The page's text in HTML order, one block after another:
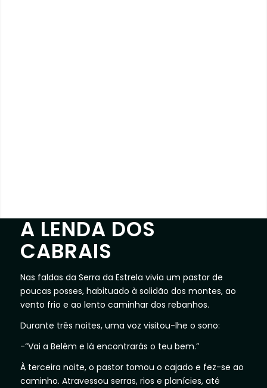
A LENDA DOS
CABRAIS
Nas faldas da Serra da Estrela vivia um pastor de
poucas posses, habituado à solidão dos montes, ao
vento frio e ao lento caminhar dos rebanhos.
Durante três noites, uma voz visitou-lhe o sono:
-“Vai a Belém e lá encontrarás o teu bem.”
À terceira noite, o pastor tomou o cajado e fez-se ao
caminho. Atravessou serras, rios e planícies, até